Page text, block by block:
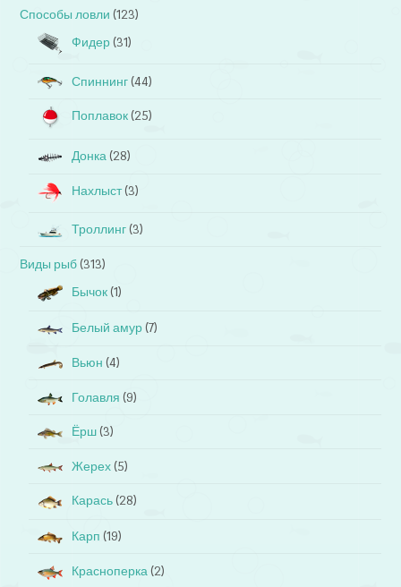
Способы ловли (123)
Фидер (31)
Спиннинг (44)
Поплавок (25)
Донка (28)
Нахлыст(3)
Троллинг (3)
Виды рыб (313)
Бычок (1)
Белый амур (7)
Вьюн (4)
Голавля (9)
Ёрш (3)
Жерех (5)
Карась (28)
Карп (19)
Красноперка (2)